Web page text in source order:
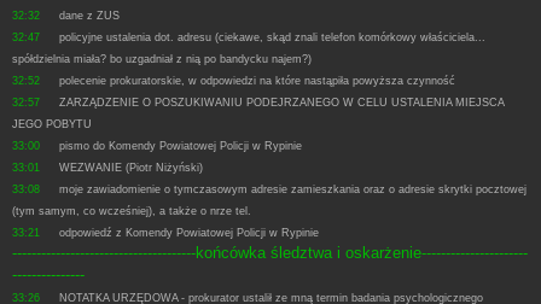
32:32
dane z ZUS
32:47
policyjne ustalenia dot. adresu (ciekawe, skąd znali telefon komórkowy właściciela...
spółdzielnia miała? bo uzgadniał z nią po bandycku najem?)
32:52
polecenie prokuratorskie, w odpowiedzi na które nastąpiła powyższa czynność
32:57
ZARZĄDZENIE O POSZUKIWANIU PODEJRZANEGO W CELU USTALENIA MIEJSCA
JEGO POBYTU
33:00
pismo do Komendy Powiatowej Policji w Rypinie
33:01
WEZWANIE (Piotr Niżyński)
33:08
moje zawiadomienie o tymczasowym adresie zamieszkania oraz o adresie skrytki pocztowej
(tym samym, co wcześniej), a także o nrze tel.
33:21
odpowiedź z Komendy Powiatowej Policji w Rypinie
--------------------------------------końcówka śledztwa i oskarżenie----------------------
---------------
33:26 NOTATKA URZĘDOWA - prokurator ustalił ze mną termin badania psychologicznego